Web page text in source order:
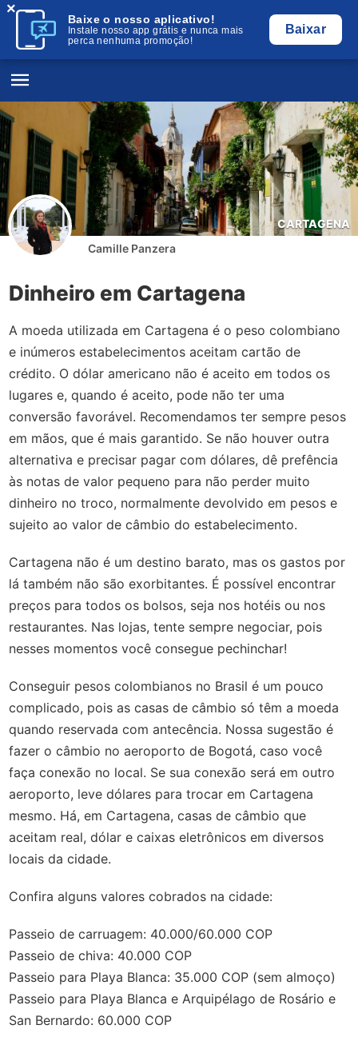
Baixe o nosso aplicativo!
Instale nosso app grátis e nunca mais
perca nenhuma promoção!
Baixar
×
CARTAGENA
Camille Panzera
Dinheiro em Cartagena
A moeda utilizada em Cartagena é o peso colombiano
e inúmeros estabelecimentos aceitam cartão de
crédito. O dólar americano não é aceito em todos os
lugares e, quando é aceito, pode não ter uma
conversão favorável. Recomendamos ter sempre pesos
em mãos, que é mais garantido. Se não houver outra
alternativa e precisar pagar com dólares, dê prefência
às notas de valor pequeno para não perder muito
dinheiro no troco, normalmente devolvido em pesos e
sujeito ao valor de câmbio do estabelecimento.
Cartagena não é um destino barato, mas os gastos por
lá também não são exorbitantes. É possível encontrar
preços para todos os bolsos, seja nos hotéis ou nos
restaurantes. Nas lojas, tente sempre negociar, pois
nesses momentos você consegue pechinchar!
Conseguir pesos colombianos no Brasil é um pouco
complicado, pois as casas de câmbio só têm a moeda
quando reservada com antecência. Nossa sugestão é
fazer o câmbio no aeroporto de Bogotá, caso você
faça conexão no local. Se sua conexão será em outro
aeroporto, leve dólares para trocar em Cartagena
mesmo. Há, em Cartagena, casas de câmbio que
aceitam real, dólar e caixas eletrônicos em diversos
locais da cidade.
Confira alguns valores cobrados na cidade:
Passeio de carruagem: 40.000/60.000 COP
Passeio de chiva: 40.000 COP
Passeio para Playa Blanca: 35.000 COP (sem almoço)
Passeio para Playa Blanca e Arquipélago de Rosário e
San Bernardo: 60.000 COP